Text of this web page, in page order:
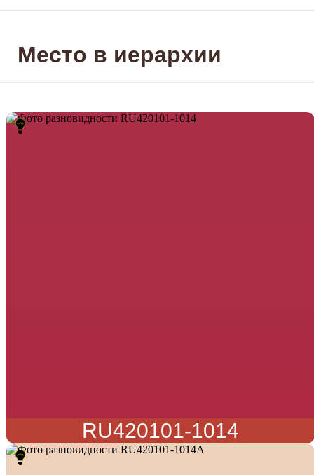
Место в иерархии
RU420101-1014